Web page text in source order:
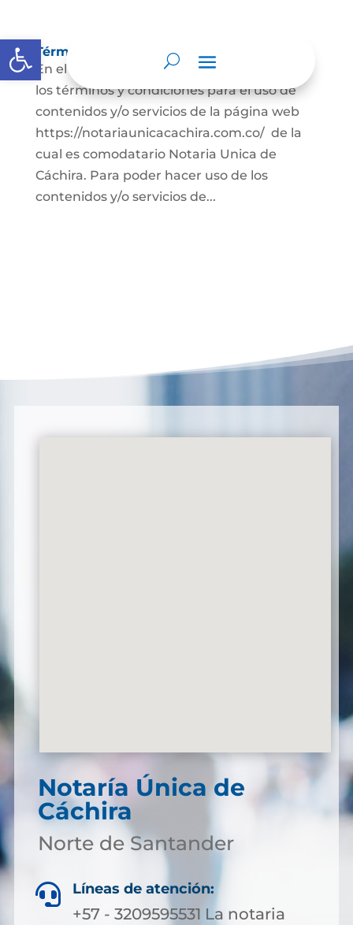
Abrir barra de herramientas
Términos y condiciones
En el presente documento se establecen
los términos y condiciones para el uso de
contenidos y/o servicios de la página web
https://notariaunicacachira.com.co/ de la
cual es comodatario Notaria Unica de
Cáchira. Para poder hacer uso de los
contenidos y/o servicios de...
Notaría Única de
Cáchira
Norte de Santander
 Líneas de atención:
+57 - 3209595531 La notaria